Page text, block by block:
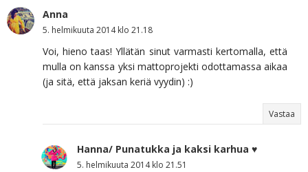
Anna
5. helmikuuta 2014 klo 21.18
Voi, hieno taas! Yllätän sinut varmasti kertomalla, että
mulla on kanssa yksi mattoprojekti odottamassa aikaa
(ja sitä, että jaksan keriä vyydin) :)
Vastaa
Hanna/ Punatukka ja kaksi karhua ♥
5. helmikuuta 2014 klo 21.51